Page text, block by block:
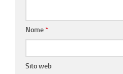
Nome*
Sito web